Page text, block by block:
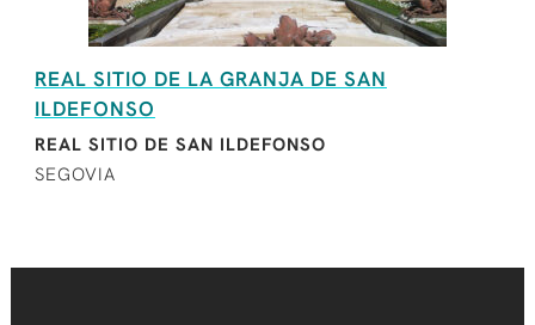
REAL SITIO DE LA GRANJA DE SAN
ILDEFONSO
REAL SITIO DE SAN ILDEFONSO
SEGOVIA